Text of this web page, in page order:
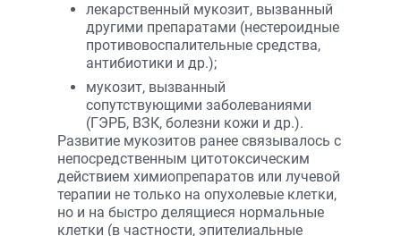
лекарственный мукозит, вызванный
другими препаратами (нестероидные
противовоспалительные средства,
антибиотики и др.);
мукозит, вызванный
сопутствующими заболеваниями
(ГЭРБ, ВЗК, болезни кожи и др.).
Развитие мукозитов ранее связывалось с
непосредственным цитотоксическим
действием химиопрепаратов или лучевой
терапии не только на опухолевые клетки,
но и на быстро делящиеся нормальные
клетки (в частности, эпителиальные